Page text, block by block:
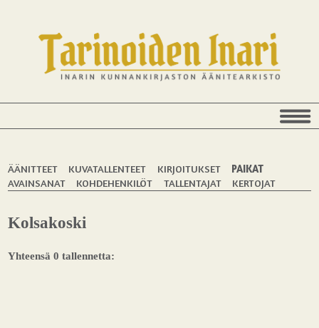
ÄÄNITTEET KUVATALLENTEET KIRJOITUKSET
PAIKAT
AVAINSANAT
KOHDEHENKILÖT TALLENTAJAT KERTOJAT
Kolsakoski
Yhteensä 0 tallennetta: